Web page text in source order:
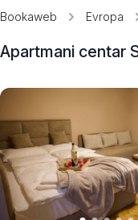
Bosna i
Crna Gora
Bookaweb Evropa
Apartmani centar